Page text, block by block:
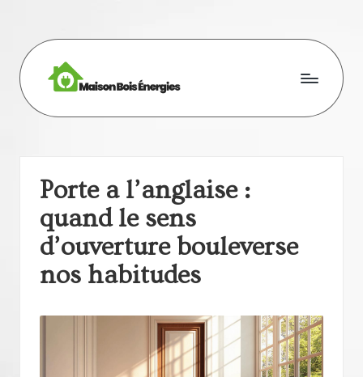
content
M
o
n
b
oi
s
Porte a l’anglaise :
quand le sens
d’ouverture bouleverse
nos habitudes